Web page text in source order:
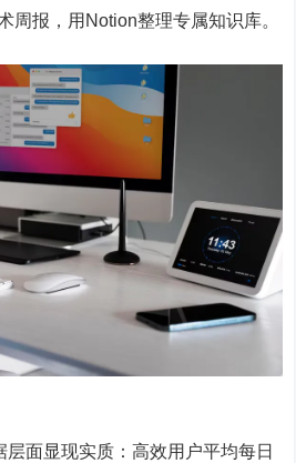
周报，用Notion整理专属知识库。
面显现实质：高效用户平均每日